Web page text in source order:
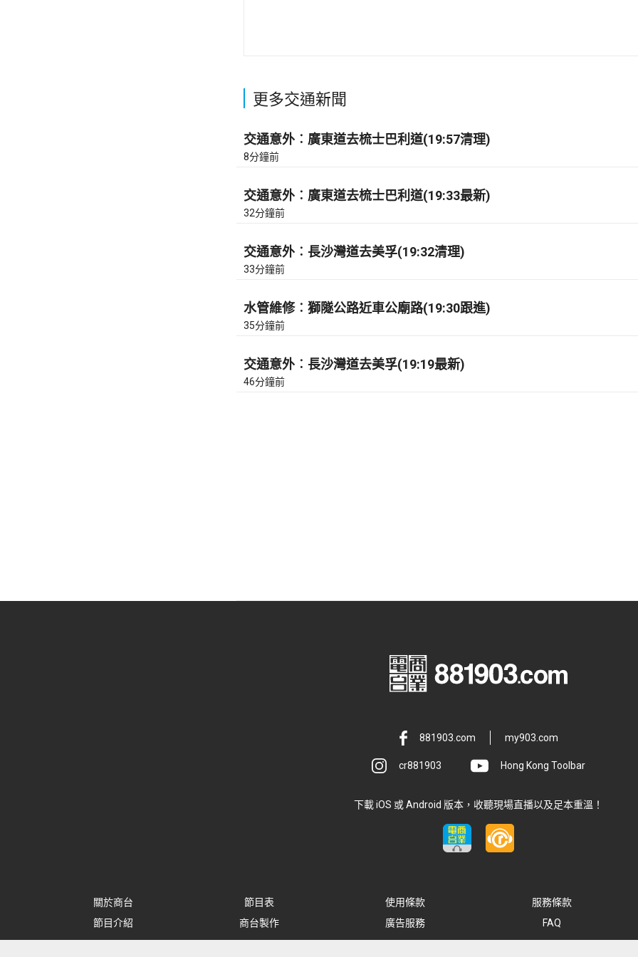
更多交通新聞
交通意外︰廣東道去梳士巴利道(19:57清理)
8分鐘前
交通意外︰廣東道去梳士巴利道(19:33最新)
32分鐘前
交通意外︰長沙灣道去美孚(19:32清理)
33分鐘前
水管維修︰獅隧公路近車公廟路(19:30跟進)
35分鐘前
交通意外︰長沙灣道去美孚(19:19最新)
46分鐘前
881903.com my903.com
cr881903 Hong Kong Toolbar
下載 iOS 或 Android 版本，收聽現場直播以及足本重溫！
關於商台 節目表 使用條款
服務條款
節目介紹
商台製作 廣告服務 FAQ